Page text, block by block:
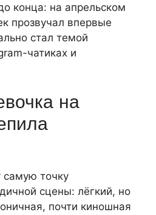
конца: на апрельском
прозвучал впервые
стал темой
чатиках и
на
самую точку
сцены: лёгкий, но
почти киношная